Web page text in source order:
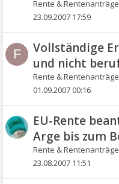
Rente & Rentenanträge
23.09.2007 17:59
F
Vollständige
und nicht
Rente & Rentenanträge
01.09.2007 00:16
EU-Rente
Arge bis zum
Rente & Rentenanträge
23.08.2007 11:51